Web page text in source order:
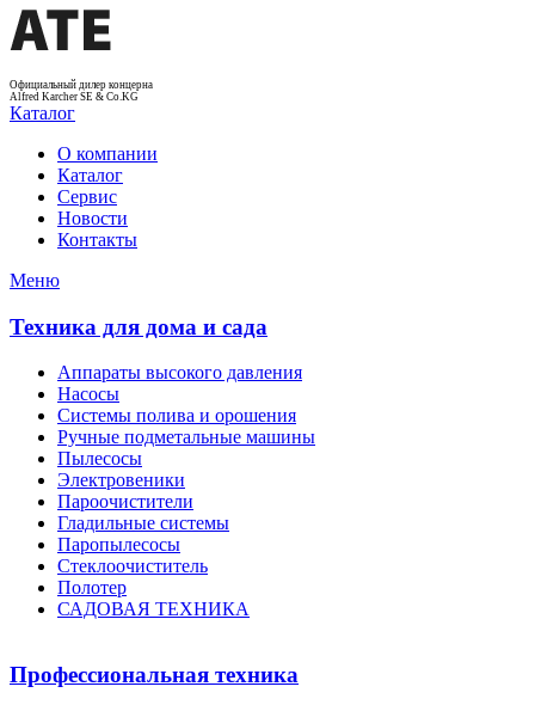
Официальный дилер концерна
Alfred Karcher SE & Co.KG
Каталог
О компании
Каталог
Сервис
Новости
Контакты
Меню
Техника для дома и сада
Аппараты высокого давления
Насосы
Системы полива и орошения
Ручные подметальные машины
Пылесосы
Электровеники
Пароочистители
Гладильные системы
Паропылесосы
Стеклоочиститель
Полотер
САДОВАЯ ТЕХНИКА
Профессиональная техника